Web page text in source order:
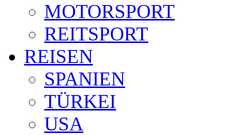
MOTORSPORT
REITSPORT
REISEN
SPANIEN
TÜRKEI
USA